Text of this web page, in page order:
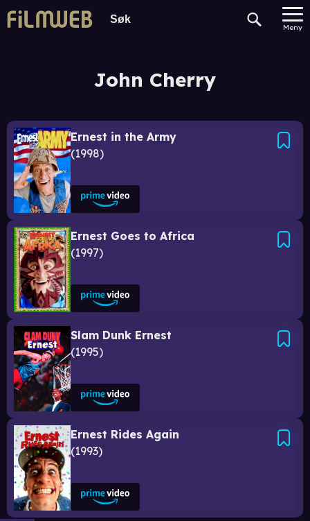
Meny
John Cherry
Ernest in the Army
1998
Ernest Goes to Africa
1997
Slam Dunk Ernest
1995
Ernest Rides Again
1993